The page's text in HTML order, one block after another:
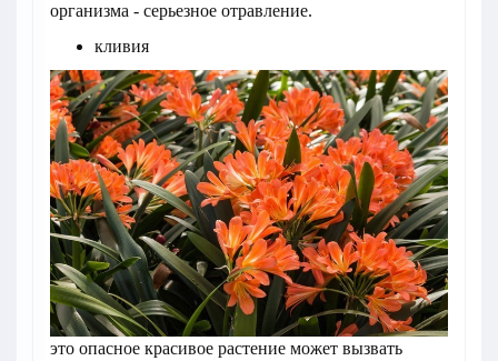
организма - серьезное отравление.
кливия
это опасное красивое растение может вызвать